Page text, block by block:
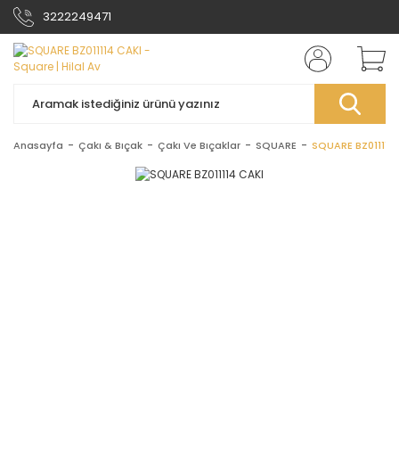
3222249471
Anasayfa Çakı & Bıçak Çakı Ve Bıçaklar SQUARE SQUARE